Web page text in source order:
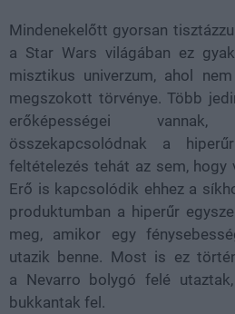
Mindenekelőtt gyorsan
a Star Wars világában ez
misztikus univerzum, ahol
megszokott törvénye. Több
erőképességei
összekapcsolódnak a
feltételezés tehát az sem, hogy
Erő is kapcsolódik ehhez a
produktumban a hiperűr
meg, amikor egy
utazik benne. Most is ez
a Nevarro bolygó felé
bukkantak fel.